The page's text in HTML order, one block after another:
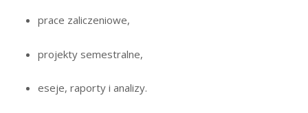
prace zaliczeniowe,
projekty semestralne,
eseje, raporty i analizy.